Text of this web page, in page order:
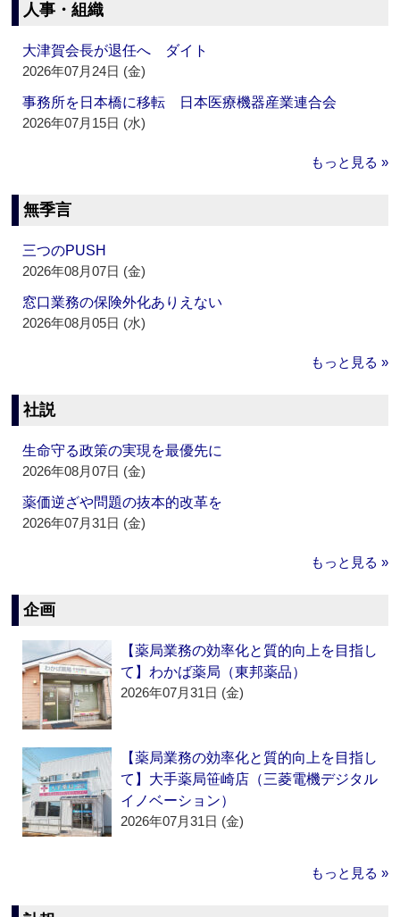
人事・組織
大津賀会長が退任へ ダイト
2026年07月24日 (金)
事務所を日本橋に移転 日本医療機器産業連合会
2026年07月15日 (水)
もっと見る »
無季言
三つのPUSH
2026年08月07日 (金)
窓口業務の保険外化ありえない
2026年08月05日 (水)
もっと見る »
社説
生命守る政策の実現を最優先に
2026年08月07日 (金)
薬価逆ざや問題の抜本的改革を
2026年07月31日 (金)
もっと見る »
企画
【薬局業務の効率化と質的向上を目指し
て】わかば薬局（東邦薬品）
2026年07月31日 (金)
【薬局業務の効率化と質的向上を目指し
て】大手薬局笹崎店（三菱電機デジタル
イノベーション）
2026年07月31日 (金)
もっと見る »